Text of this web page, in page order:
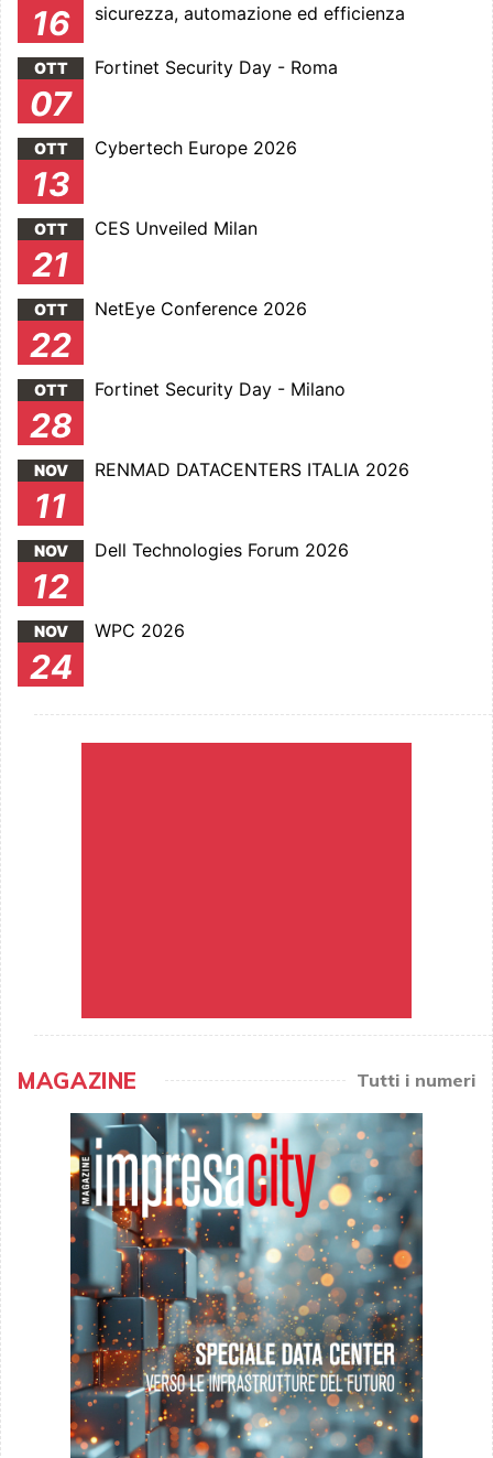
16
sicurezza, automazione ed efficienza
OTT
07
Fortinet Security Day - Roma
OTT
13
Cybertech Europe 2026
OTT
21
CES Unveiled Milan
OTT
22
NetEye Conference 2026
OTT
28
Fortinet Security Day - Milano
NOV
11
RENMAD DATACENTERS ITALIA 2026
NOV
12
Dell Technologies Forum 2026
NOV
24
WPC 2026
MAGAZINE Tutti i numeri